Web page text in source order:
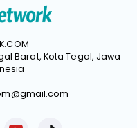
Barat, Kota Tegal, Jawa